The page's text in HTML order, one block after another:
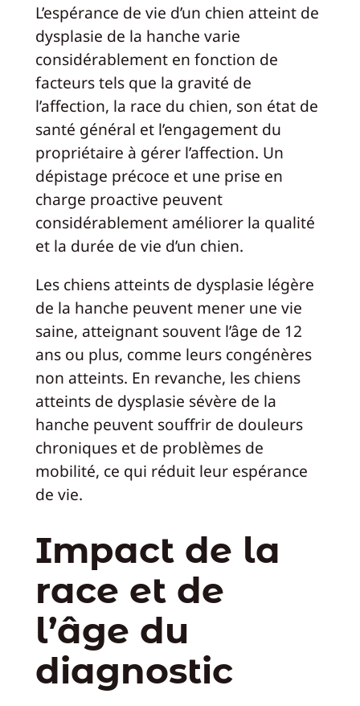
L’espérance de vie d’un chien atteint de
dysplasie de la hanche varie
considérablement en fonction de
facteurs tels que la gravité de
l’affection, la race du chien, son état de
santé général et l’engagement du
propriétaire à gérer l’affection. Un
dépistage précoce et une prise en
charge proactive peuvent
considérablement améliorer la qualité
et la durée de vie d’un chien.
Les chiens atteints de dysplasie légère
de la hanche peuvent mener une vie
saine, atteignant souvent l’âge de 12
ans ou plus, comme leurs congénères
non atteints. En revanche, les chiens
atteints de dysplasie sévère de la
hanche peuvent souffrir de douleurs
chroniques et de problèmes de
mobilité, ce qui réduit leur espérance
de vie.
Impact de la
race et de
l’âge du
diagnostic